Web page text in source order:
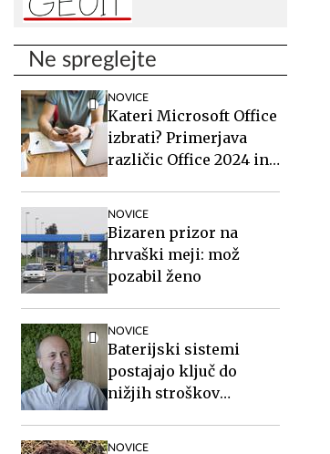
Ne spreglejte
NOVICE
Kateri Microsoft Office
izbrati? Primerjava
različic Office 2024 in
NOVICE
Bizaren prizor na
hrvaški meji: mož
pozabil ženo
NOVICE
Baterijski sistemi
postajajo ključ do
nižjih stroškov
NOVICE